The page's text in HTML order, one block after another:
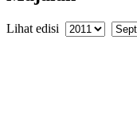
Lihat edisi